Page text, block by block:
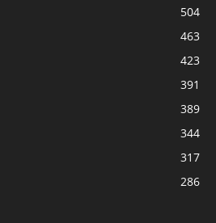
504
463
423
391
389
344
317
286